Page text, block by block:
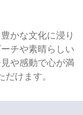
かな文化に浸り
チや素晴らしい
や感動で心が満
けます。